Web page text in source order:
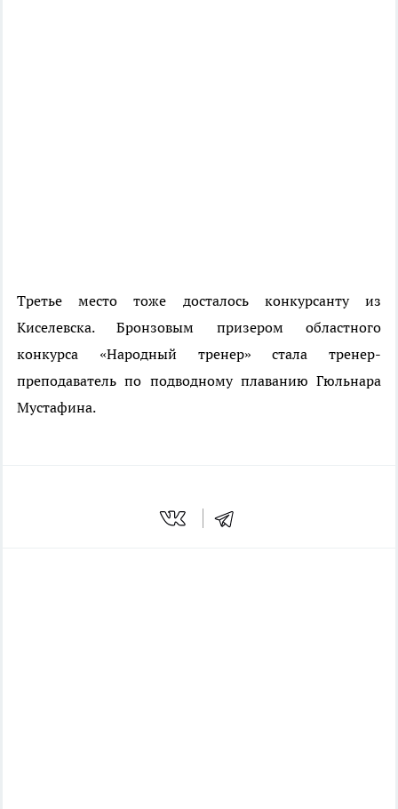
Третье место тоже досталось конкурсанту из
Киселевска. Бронзовым призером областного
конкурса «Народный тренер» стала тренер-
преподаватель по подводному плаванию Гюльнара
Мустафина.